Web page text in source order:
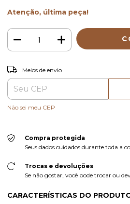
Atenção, última peça!
Entregas para o CEP:
Meios de envio
Não sei meu CEP
Compra protegida
Seus dados cuidados durante toda a
Trocas e devoluções
Se não gostar, você pode trocar ou
CARACTERÍSTICAS DO